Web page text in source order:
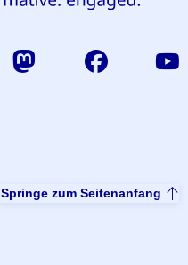
Mastodon Facebook
Springe zum Seitenanfang